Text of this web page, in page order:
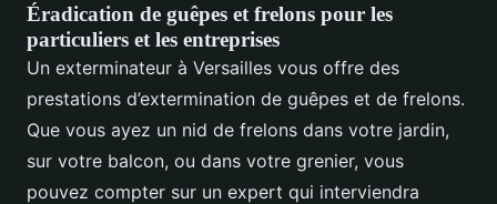
Éradication de guêpes et frelons pour les
particuliers et les entreprises
Un exterminateur à Versailles vous offre des
prestations d’extermination de guêpes et de frelons.
Que vous ayez un nid de frelons dans votre jardin,
sur votre balcon, ou dans votre grenier, vous
pouvez compter sur un expert qui interviendra